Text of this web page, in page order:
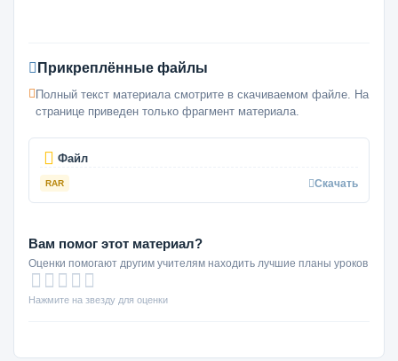
Прикреплённые файлы
Полный текст материала смотрите в скачиваемом файле. На
странице приведен только фрагмент материала.
Файл
RAR Скачать
Вам помог этот материал?
Оценки помогают другим учителям находить лучшие планы уроков
Нажмите на звезду для оценки